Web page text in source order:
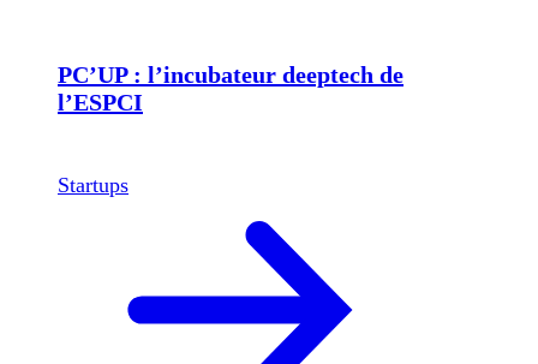
PC’UP : l’incubateur deeptech de
l’ESPCI
Startups